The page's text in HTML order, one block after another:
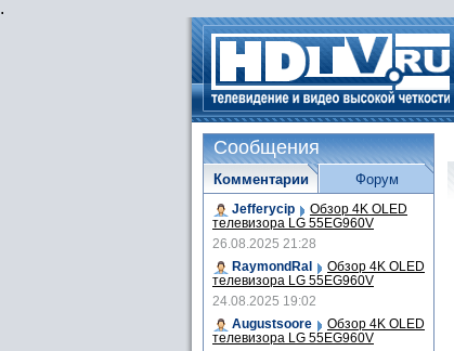
.
Сообщения
Комментарии
Jefferycip Обзор 4K OLED
телевизора LG 55EG960V
26.08.2025 21:28
RaymondRal
Обзор 4K OLED
телевизора LG 55EG960V
24.08.2025 19:02
Augustsoore
Обзор 4K OLED
телевизора LG 55EG960V
Форум